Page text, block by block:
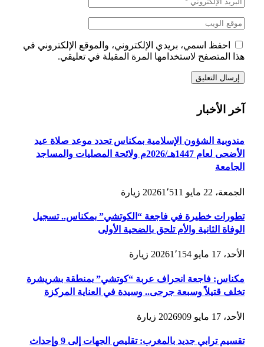
احفظ اسمي، بريدي الإلكتروني، والموقع الإلكتروني في
هذا المتصفح لاستخدامها المرة المقبلة في تعليقي.
آخر الأخبار
مندوبية الشؤون الإسلامية بمكناس تحدد موعد صلاة عيد
الأضحى لعام 1447هـ/2026م ولائحة المصليات والمساجد
الجامعة
الجمعة، 22 مايو 2026 1٬511 زيارة
تطورات خطيرة في فاجعة “الكوتشي” بمكناس.. تسجيل
الوفاة الثانية والأم تلحق بالضحية الأولى
الأحد، 17 مايو 2026 1٬154 زيارة
مكناس: فاجعة انحراف عربة “كوتشي” بمنطقة بشريشرة
تخلف قتيلاً وسبعة جرحى.. وسيدة في العناية المركزة
الأحد، 17 مايو 2026 909 زيارة
تقسيم ترابي جديد بالمغرب: تقليص الجهات إلى 9 وإحداث